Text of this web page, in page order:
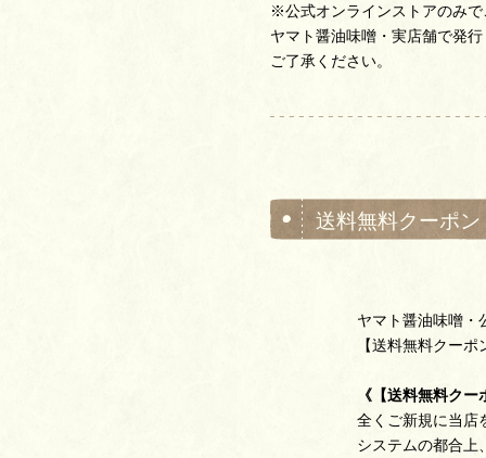
※公式オンラインストアのみ
ヤマト醤油味噌・実店舗で発
ご了承ください。
送料無料クーポン
ヤマト醤油味噌・
【送料無料クー
《【送料無料ク
全くご新規に当店
システムの都合上